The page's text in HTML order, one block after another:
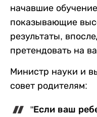
начавшие
показывающие
результаты,
претендовать на
Министр науки и
совет родителям:
"Если ваш